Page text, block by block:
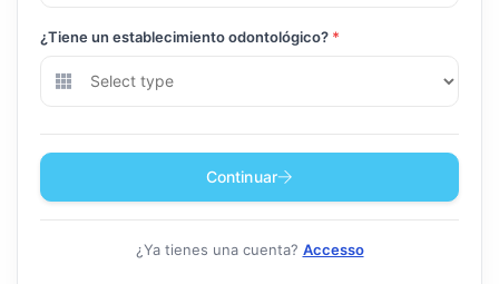
¿Tiene un establecimiento odontológico? *
Continuar
¿Ya tienes una cuenta? Accesso